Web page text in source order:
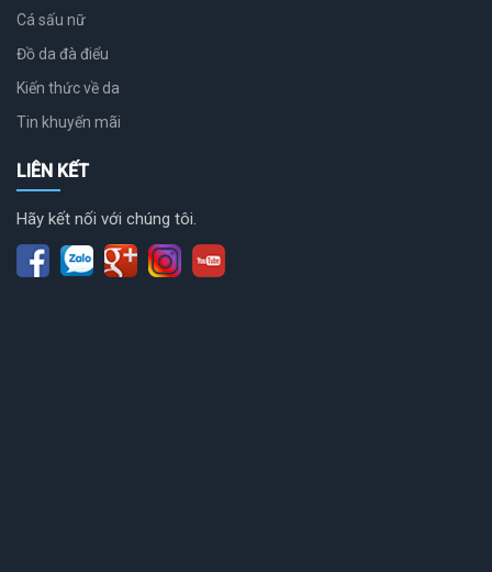
Cá sấu nữ
Đồ da đà điểu
Kiến thức về da
Tin khuyến mãi
LIÊN KẾT
Hãy kết nối với chúng tôi.